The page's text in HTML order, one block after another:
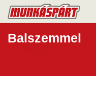
Balszemmel